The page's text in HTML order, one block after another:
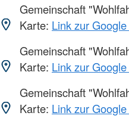
Gemeinschaft
Karte: Link zur
Gemeinschaft
Karte: Link zur
Gemeinschaft
Karte: Link zur